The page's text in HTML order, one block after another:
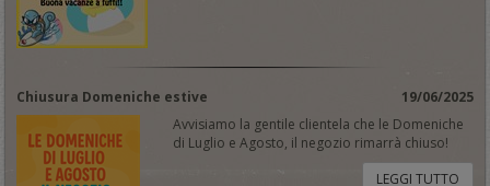
Chiusura Domeniche estive
19/06/2025
Avvisiamo la gentile clientela che le Domeniche
di Luglio e Agosto, il negozio rimarrà chiuso!
LEGGI TUTTO